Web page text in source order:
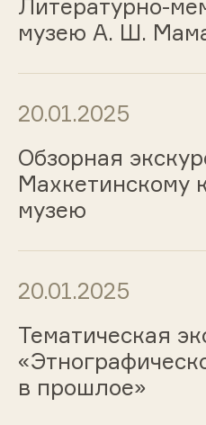
Литературно-
музею А. Ш.
20.01.2025
Обзорная
Махкетинскому
музею
20.01.2025
Тематическая
в прошлое»